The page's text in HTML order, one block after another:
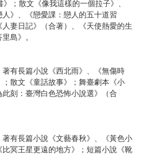
》；散文《像我這樣的一個拉子》、
人》、《戀愛課：戀人的五十道習
妻日記》（合著）、《天使熱愛的生
島》。
有長篇小說《西北雨》、《無傷時
散文《童話故事》；舞臺劇本《小
刻：臺灣白色恐怖小說選》（合
有長篇小說《文藝春秋》、《黃色小
冥王星更遠的地方》；短篇小說《靴